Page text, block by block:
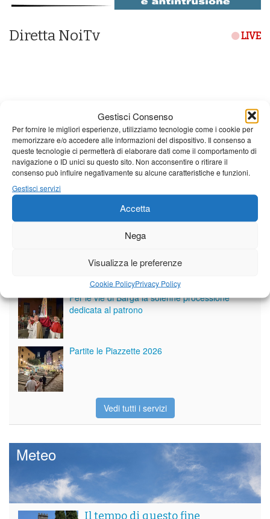
Gestisci Consenso
Per fornire le migliori esperienze, utilizziamo tecnologie come i cookie per
memorizzare e/o accedere alle informazioni del dispositivo. Il consenso a
queste tecnologie ci permetterà di elaborare dati come il comportamento di
navigazione o ID unici su questo sito. Non acconsentire o ritirare il
consenso può influire negativamente su alcune caratteristiche e funzioni.
Gestisci servizi
Accetta
Nega
Visualizza le preferenze
Cookie PolicyPrivacy Policy
Diretta NoiTv LIVE
Giornale di Barga Tv
Tutto bene per la rievocazione della corsa
Per le vie di Barga la solenne processione
dedicata al patrono
Partite le Piazzette 2026
Vedi tutti i servizi
Meteo
Il tempo di questo fine